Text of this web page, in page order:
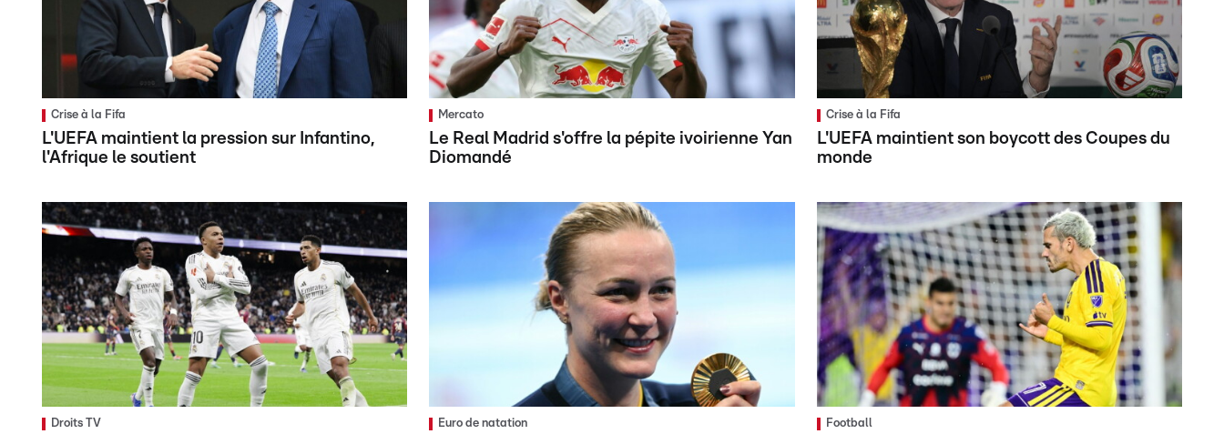
Crise à la Fifa
L'UEFA maintient la pression sur Infantino,
l'Afrique le soutient
Mercato
Le Real Madrid s'offre la pépite ivoirienne Yan
Diomandé
Crise à la Fifa
L'UEFA maintient son boycott des Coupes du
monde
Droits TV Euro de natation Football